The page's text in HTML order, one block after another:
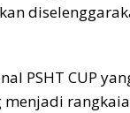
PSHT CUP
menjadi